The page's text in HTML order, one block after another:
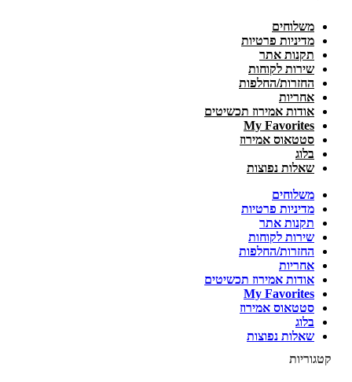
משלוחים
מדיניות פרטיות
תקנות אתר
שירות לקוחות
החזרות/החלפות
אחריות
אודות אמירוז תכשיטים
My Favorites
סטטאוס אמירוז
בלוג
שאלות נפוצות
משלוחים
מדיניות פרטיות
תקנות אתר
שירות לקוחות
החזרות/החלפות
אחריות
אודות אמירוז תכשיטים
My Favorites
סטטאוס אמירוז
בלוג
שאלות נפוצות
קטגוריות